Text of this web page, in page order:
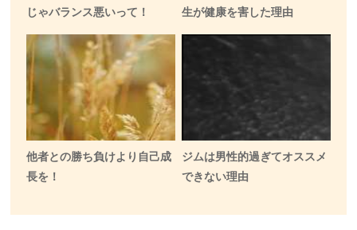
じゃバランス悪いって！
生が健康を害した理由
他者との勝ち負けより自己成
長を！
ジムは男性的過ぎてオススメ
できない理由